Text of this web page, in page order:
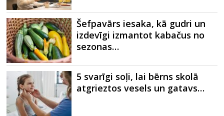
Šefpavārs iesaka, kā gudri un
izdevīgi izmantot kabačus no
sezonas…
5 svarīgi soļi, lai bērns skolā
atgrieztos vesels un gatavs…